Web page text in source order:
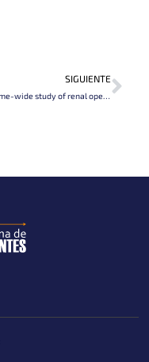
SIGUIENTE